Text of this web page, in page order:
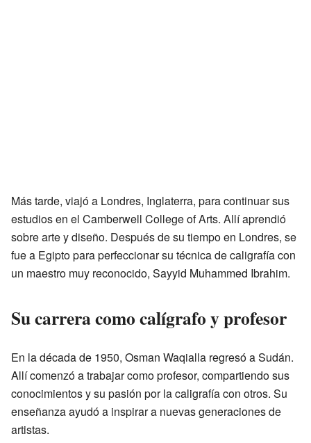
Más tarde, viajó a Londres, Inglaterra, para continuar sus
estudios en el Camberwell College of Arts. Allí aprendió
sobre arte y diseño. Después de su tiempo en Londres, se
fue a Egipto para perfeccionar su técnica de caligrafía con
un maestro muy reconocido, Sayyid Muhammed Ibrahim.
Su carrera como calígrafo y profesor
En la década de 1950, Osman Waqialla regresó a Sudán.
Allí comenzó a trabajar como profesor, compartiendo sus
conocimientos y su pasión por la caligrafía con otros. Su
enseñanza ayudó a inspirar a nuevas generaciones de
artistas.